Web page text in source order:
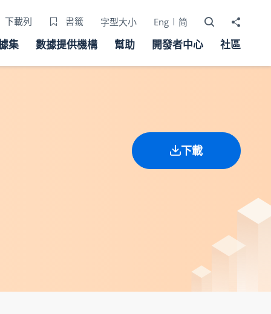
下載列 書籤 字型大小 Eng 简 打開搜尋器
分享至
集 數據提供機構 幫助 開發者中心 社區
下載